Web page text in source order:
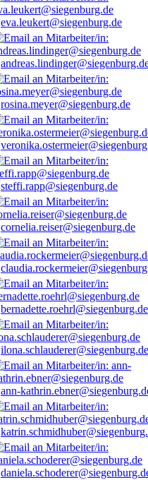
eva.leukert@siegenburg.de
rosina.meyer@siegenburg.de
steffi.rapp@siegenburg.de
cornelia.reiser@siegenburg.de
bernadette.roehrl@siegenburg.de
ilona.schlauderer@siegenburg.de
ann-